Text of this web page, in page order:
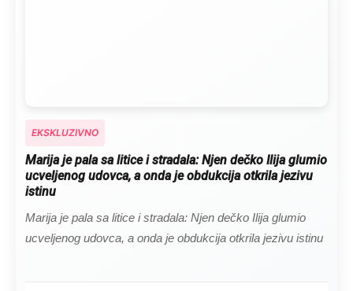
EKSKLUZIVNO
Marija je pala sa litice i stradala: Njen dečko Ilija glumio
ucveljenog udovca, a onda je obdukcija otkrila jezivu
istinu
Marija je pala sa litice i stradala: Njen dečko Ilija glumio
ucveljenog udovca, a onda je obdukcija otkrila jezivu istinu